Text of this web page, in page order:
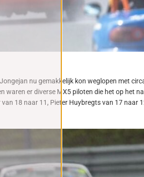
nu gemakkelijk kon weglopen met
waren er diverse MX5 piloten die het op het
18 naar 11, Pieter Huybregts van 17 naar